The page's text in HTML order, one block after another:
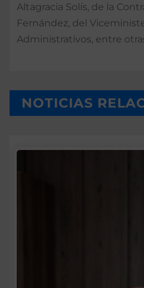
Altagracia Solís, de la
Fernández, del
Administrativos, entre
NOTICIAS